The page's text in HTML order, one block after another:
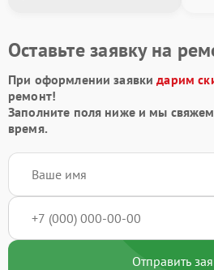
Оставьте заявку на
При оформлении заявкидарим
ремонт!
Заполните поля ниже и мы
время.
Отправить